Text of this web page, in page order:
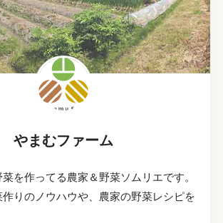
やまむファーム
を作ってる農家＆野菜ソムリエです。
りのノウハウや、農家の野菜レシピを